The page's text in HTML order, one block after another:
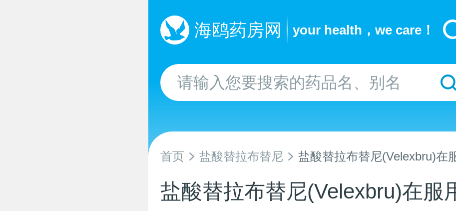
海鸥药房网 your health，we care！
首页 盐酸替拉布替尼
盐酸替拉布替尼(Velexbru)在
盐酸替拉布替尼(Velexbru)在服